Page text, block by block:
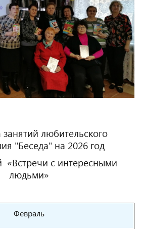
любительского
"Беседа" на 2026 год
«Встречи с интересными
людьми»
Февраль